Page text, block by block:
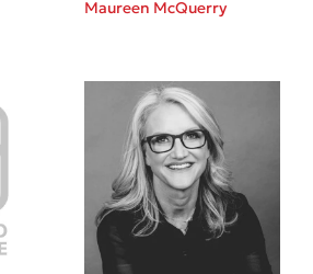
Sebastian Fitzek
Maureen McQuerry